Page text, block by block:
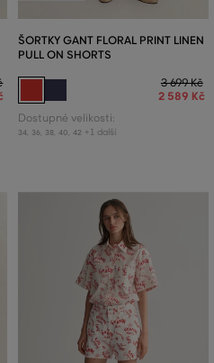
ŠORTKY GANT FLORAL PRINT LINEN
PULL ON SHORTS
3 699 Kč
2 589 Kč
Dostupné velikosti:
34 36 38 40 42 +1 další